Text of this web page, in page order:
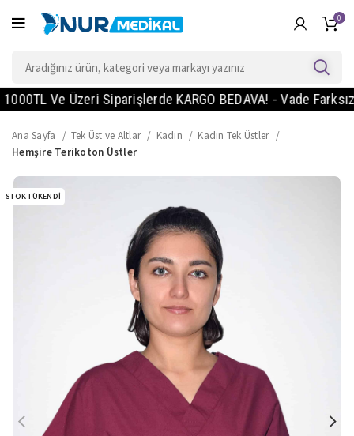
0
Ve Üzeri Siparişlerde KARGO BEDAVA! - Vade Farksız
Ana Sayfa Tek Üst ve Altlar Kadın
Kadın Tek Üstler
Hemşire Terikoton Üstler
STOK TÜKENDI